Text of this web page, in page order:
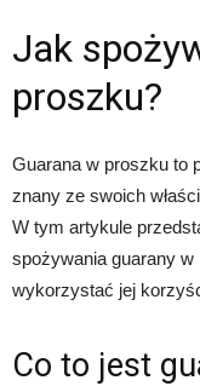
Jak
proszku?
Guarana w proszku to
znany ze swoich
W tym artykule
spożywania guarany w
wykorzystać jej
Co to jest